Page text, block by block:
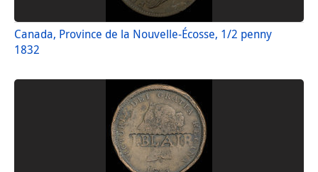
Canada, Province de la Nouvelle-Écosse, 1/2 penny
1832